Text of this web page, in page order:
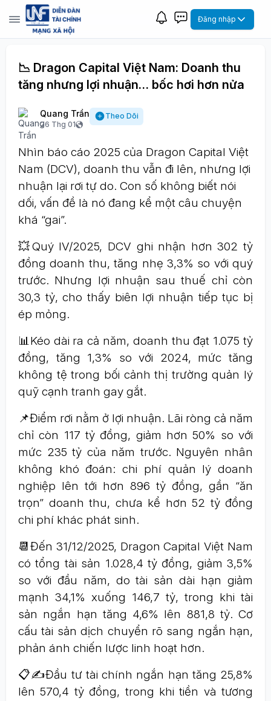
Đăng nhập
📉 Dragon Capital Việt Nam: Doanh thu
tăng nhưng lợi nhuận… bốc hơi hơn nửa
Quang Trần
26 Thg 01
Theo Dõi
Nhìn báo cáo 2025 của Dragon Capital Việt
Nam (DCV), doanh thu vẫn đi lên, nhưng lợi
nhuận lại rơi tự do. Con số không biết nói
dối, vấn đề là nó đang kể một câu chuyện
khá “gai”.
💥Quý IV/2025, DCV ghi nhận hơn 302 tỷ
đồng doanh thu, tăng nhẹ 3,3% so với quý
trước. Nhưng lợi nhuận sau thuế chỉ còn
30,3 tỷ, cho thấy biên lợi nhuận tiếp tục bị
ép mỏng.
📊Kéo dài ra cả năm, doanh thu đạt 1.075 tỷ
đồng, tăng 1,3% so với 2024, mức tăng
không tệ trong bối cảnh thị trường quản lý
quỹ cạnh tranh gay gắt.
📌Điểm rơi nằm ở lợi nhuận. Lãi ròng cả năm
chỉ còn 117 tỷ đồng, giảm hơn 50% so với
mức 235 tỷ của năm trước. Nguyên nhân
không khó đoán: chi phí quản lý doanh
nghiệp lên tới hơn 896 tỷ đồng, gần “ăn
trọn” doanh thu, chưa kể hơn 52 tỷ đồng
chi phí khác phát sinh.
📆Đến 31/12/2025, Dragon Capital Việt Nam
có tổng tài sản 1.028,4 tỷ đồng, giảm 3,5%
so với đầu năm, do tài sản dài hạn giảm
mạnh 34,1% xuống 146,7 tỷ, trong khi tài
sản ngắn hạn tăng 4,6% lên 881,8 tỷ. Cơ
cấu tài sản dịch chuyển rõ sang ngắn hạn,
phản ánh chiến lược linh hoạt hơn.
📋✍Đầu tư tài chính ngắn hạn tăng 25,8%
lên 570,4 tỷ đồng, trong khi tiền và tương